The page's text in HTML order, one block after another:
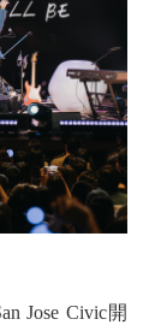
Jose Civic開